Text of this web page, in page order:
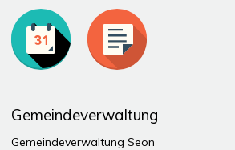
Toplinks
Gemeindeverwaltung
Gemeindeverwaltung Seon